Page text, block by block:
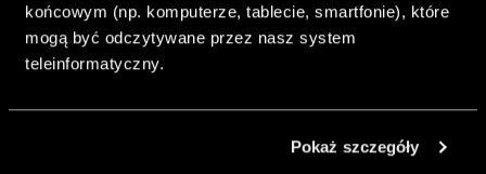
końcowym (np. komputerze, tablecie, smartfonie), które
mogą być odczytywane przez nasz system
teleinformatyczny.
Pokaż szczegóły
& Living 40.
„Dom bardziej
Twój. Odważ się
urządzić go